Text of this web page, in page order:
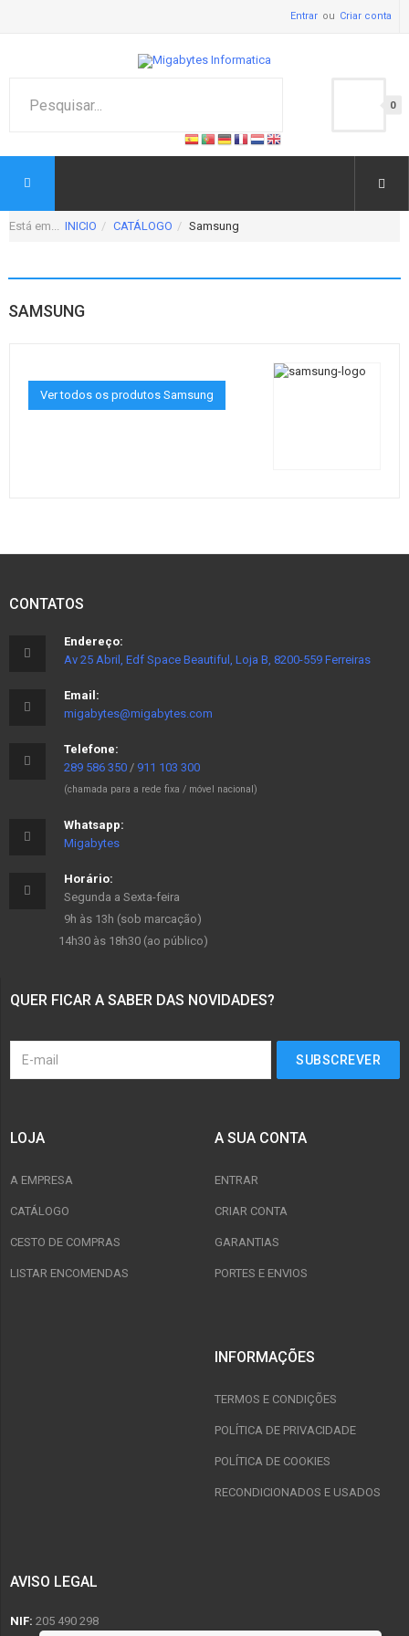
Entrar Criar conta
0
Está em... INICIO CATÁLOGO Samsung
SAMSUNG
Ver todos os produtos Samsung
CONTATOS
Endereço:
Av 25 Abril, Edf Space Beautiful, Loja B, 8200-559 Ferreiras
Email:
migabytes@migabytes.com
Telefone:
289 586 350 / 911 103 300
(chamada para a rede fixa / móvel nacional)
Whatsapp:
Migabytes
Horário:
Segunda a Sexta-feira
9h às 13h (sob marcação)
14h30 às 18h30 (ao público)
QUER FICAR A SABER DAS NOVIDADES?
LOJA
A EMPRESA
CATÁLOGO
CESTO DE COMPRAS
LISTAR ENCOMENDAS
A SUA CONTA
ENTRAR
CRIAR CONTA
GARANTIAS
PORTES E ENVIOS
INFORMAÇÕES
TERMOS E CONDIÇÕES
POLÍTICA DE PRIVACIDADE
POLÍTICA DE COOKIES
RECONDICIONADOS E USADOS
AVISO LEGAL
NIF: 205 490 298